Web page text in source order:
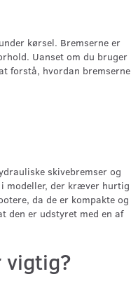
kørsel. Bremserne er
Uanset om du bruger
forstå, hvordan bremserne
skivebremser og
i modeller, der kræver hurtig
da de er kompakte og
den er udstyret med en af
vigtig?